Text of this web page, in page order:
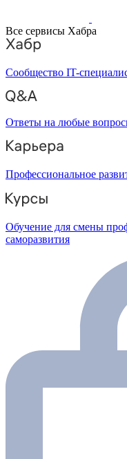
Все сервисы Хабра
Сообщество IT-
Ответы на любые
Профессиональное
Обучение для смены
саморазвития